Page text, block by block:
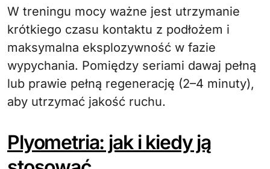
W treningu mocy ważne jest utrzymanie
krótkiego czasu kontaktu z podłożem i
maksymalna eksplozywność w fazie
wypychania. Pomiędzy seriami dawaj pełną
lub prawie pełną regenerację (2–4 minuty),
aby utrzymać jakość ruchu.
Plyometria: jak i kiedy ją